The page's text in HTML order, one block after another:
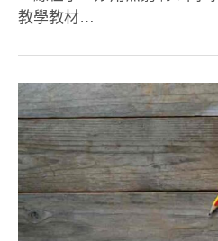
教學教材…